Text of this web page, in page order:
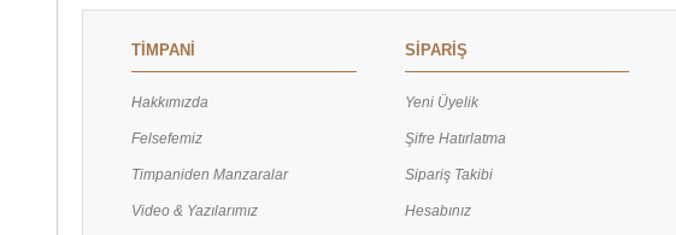
TİMPANİ
Hakkımızda
Felsefemiz
Timpaniden Manzaralar
Video & Yazılarımız
SİPARİŞ
Yeni Üyelik
Şifre Hatırlatma
Sipariş Takibi
Hesabınız